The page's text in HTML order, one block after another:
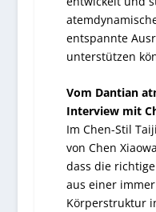
entspannte
unterstützen
Vom Dantian
Interview mit
Im Chen-Stil
von Chen
dass die
aus einer
Körperstruktur